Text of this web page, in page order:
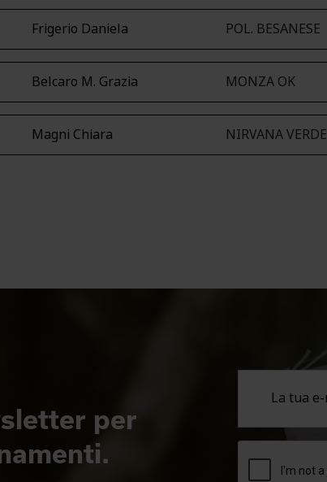
Frigerio Daniela POL. BESANESE
Belcaro M. Grazia MONZA OK
Magni Chiara NIRVANA VERDE
per